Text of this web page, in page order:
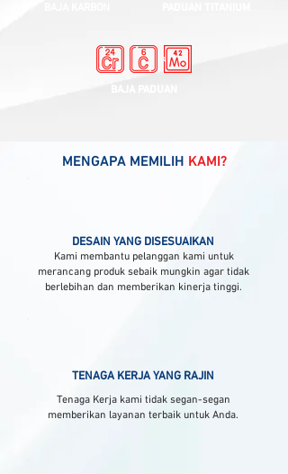
MENGAPA MEMILIH KAMI?
DESAIN YANG DISESUAIKAN
Kami membantu pelanggan kami untuk
merancang produk sebaik mungkin agar tidak
berlebihan dan memberikan kinerja tinggi.
TENAGA KERJA YANG RAJIN
Tenaga Kerja kami tidak segan-segan
memberikan layanan terbaik untuk Anda.